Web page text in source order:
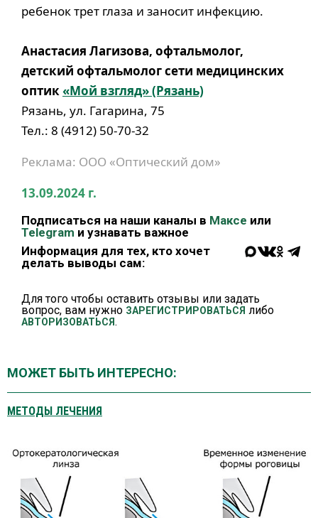
ребенок трет глаза и заносит инфекцию.
Анастасия Лагизова, офтальмолог,
детский офтальмолог сети медицинских
оптик«Мой взгляд» (Рязань)
Рязань, ул. Гагарина, 75
Тел.: 8 (4912) 50-70-32
Реклама: ООО «Оптический дом»
13.09.2024 г.
Подписаться на наши каналы в Максе или
Telegram и узнавать важное
Информация для тех, кто хочет
делать выводы сам:
Для того чтобы оставить отзывы или задать
вопрос, вам нужно ЗАРЕГИСТРИРОВАТЬСЯ либо
АВТОРИЗОВАТЬСЯ.
МОЖЕТ БЫТЬ ИНТЕРЕСНО:
МЕТОДЫ ЛЕЧЕНИЯ